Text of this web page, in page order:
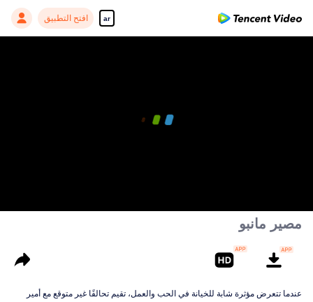
ar افتح التطبيق
مصير مانبو
عندما تتعرض مؤثرة شابة للخيانة في الحب والعمل، تقيم تحالفًا غير متوقع مع أمير